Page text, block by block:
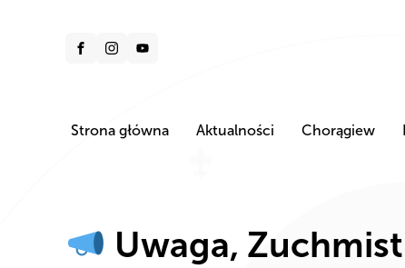
Strona główna Aktualności Chorągiew
Uwaga,